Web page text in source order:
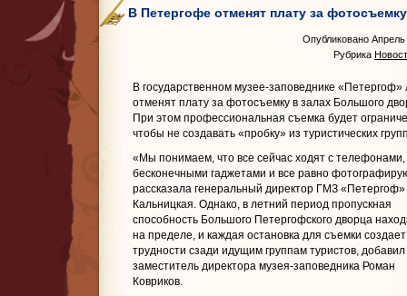
В Петергофе отменят плату за фотосъемку
Опубликовано
Рубрика
В государственном музее-заповеднике «Петергоф»
отменят плату за фотосъемку в залах Большого
При этом профессиональная съемка будет
чтобы не создавать «пробку» из туристических
«Мы понимаем, что все сейчас ходят с телефонами,
бесконечными гаджетами и все равно
рассказала генеральный директор ГМЗ
Кальницкая. Однако, в летний период пропускная
способность Большого Петергофского дворца
на пределе, и каждая остановка для съемки создает
трудности сзади идущим группам туристов, добавил
заместитель директора музея-заповедника Роман
Ковриков.